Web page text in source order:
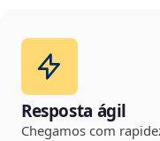
Resposta ágil
Chegamos com